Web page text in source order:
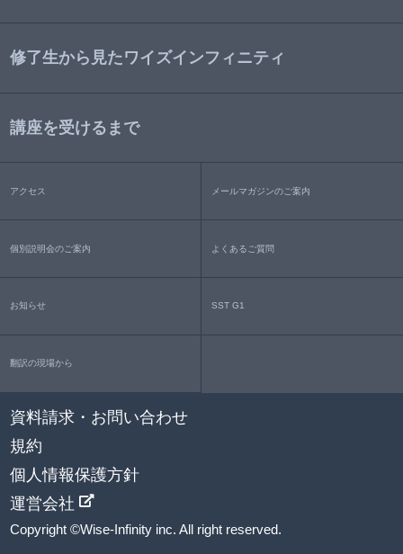
修了生から見たワイズインフィニティ
講座を受けるまで
アクセス メールマガジンのご案内
個別説明会のご案内 よくあるご質問
お知らせ SST G1
翻訳の現場から
資料請求・お問い合わせ
規約
個人情報保護方針
運営会社
Copyright ©Wise-Infinity inc. All right reserved.